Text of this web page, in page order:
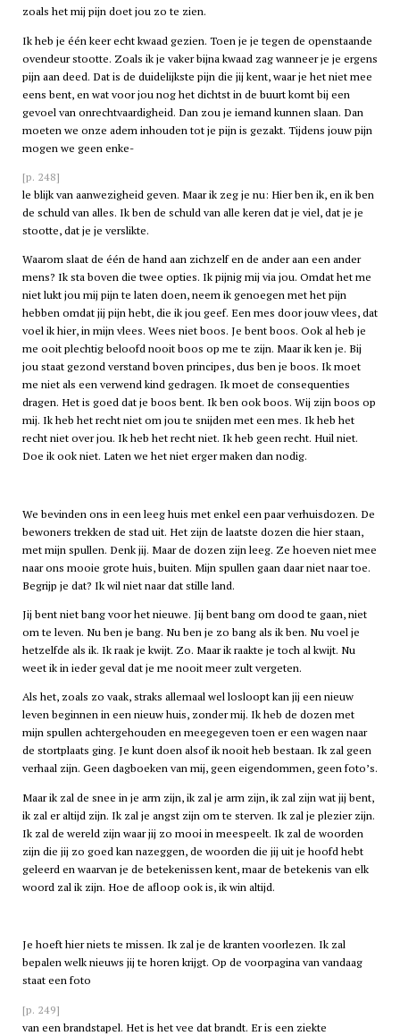
zoals het mij pijn doet jou zo te zien.
Ik heb je één keer echt kwaad gezien. Toen je je tegen de openstaande
ovendeur stootte. Zoals ik je vaker bijna kwaad zag wanneer je je ergens
pijn aan deed. Dat is de duidelijkste pijn die jij kent, waar je het niet mee
eens bent, en wat voor jou nog het dichtst in de buurt komt bij een
gevoel van onrechtvaardigheid. Dan zou je iemand kunnen slaan. Dan
moeten we onze adem inhouden tot je pijn is gezakt. Tijdens jouw pijn
mogen we geen enke-
[p. 248]
le blijk van aanwezigheid geven. Maar ik zeg je nu: Hier ben ik, en ik ben
de schuld van alles. Ik ben de schuld van alle keren dat je viel, dat je je
stootte, dat je je verslikte.
Waarom slaat de één de hand aan zichzelf en de ander aan een ander
mens? Ik sta boven die twee opties. Ik pijnig mij via jou. Omdat het me
niet lukt jou mij pijn te laten doen, neem ik genoegen met het pijn
hebben omdat jij pijn hebt, die ik jou geef. Een mes door jouw vlees, dat
voel ik hier, in mijn vlees. Wees niet boos. Je bent boos. Ook al heb je
me ooit plechtig beloofd nooit boos op me te zijn. Maar ik ken je. Bij
jou staat gezond verstand boven principes, dus ben je boos. Ik moet
me niet als een verwend kind gedragen. Ik moet de consequenties
dragen. Het is goed dat je boos bent. Ik ben ook boos. Wij zijn boos op
mij. Ik heb het recht niet om jou te snijden met een mes. Ik heb het
recht niet over jou. Ik heb het recht niet. Ik heb geen recht. Huil niet.
Doe ik ook niet. Laten we het niet erger maken dan nodig.
We bevinden ons in een leeg huis met enkel een paar verhuisdozen. De
bewoners trekken de stad uit. Het zijn de laatste dozen die hier staan,
met mijn spullen. Denk jij. Maar de dozen zijn leeg. Ze hoeven niet mee
naar ons mooie grote huis, buiten. Mijn spullen gaan daar niet naar toe.
Begrijp je dat? Ik wil niet naar dat stille land.
Jij bent niet bang voor het nieuwe. Jij bent bang om dood te gaan, niet
om te leven. Nu ben je bang. Nu ben je zo bang als ik ben. Nu voel je
hetzelfde als ik. Ik raak je kwijt. Zo. Maar ik raakte je toch al kwijt. Nu
weet ik in ieder geval dat je me nooit meer zult vergeten.
Als het, zoals zo vaak, straks allemaal wel losloopt kan jij een nieuw
leven beginnen in een nieuw huis, zonder mij. Ik heb de dozen met
mijn spullen achtergehouden en meegegeven toen er een wagen naar
de stortplaats ging. Je kunt doen alsof ik nooit heb bestaan. Ik zal geen
verhaal zijn. Geen dagboeken van mij, geen eigendommen, geen foto’s.
Maar ik zal de snee in je arm zijn, ik zal je arm zijn, ik zal zijn wat jij bent,
ik zal er altijd zijn. Ik zal je angst zijn om te sterven. Ik zal je plezier zijn.
Ik zal de wereld zijn waar jij zo mooi in meespeelt. Ik zal de woorden
zijn die jij zo goed kan nazeggen, de woorden die jij uit je hoofd hebt
geleerd en waarvan je de betekenissen kent, maar de betekenis van elk
woord zal ik zijn. Hoe de afloop ook is, ik win altijd.
Je hoeft hier niets te missen. Ik zal je de kranten voorlezen. Ik zal
bepalen welk nieuws jij te horen krijgt. Op de voorpagina van vandaag
staat een foto
[p. 249]
van een brandstapel. Het is het vee dat brandt. Er is een ziekte